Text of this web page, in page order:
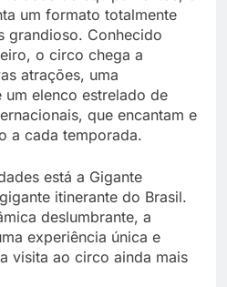
um formato totalmente
grandioso. Conhecido
o circo chega a
atrações, uma
elenco estrelado de
que encantam e
a cada temporada.
está a Gigante
itinerante do Brasil.
deslumbrante, a
experiência única e
visita ao circo ainda mais